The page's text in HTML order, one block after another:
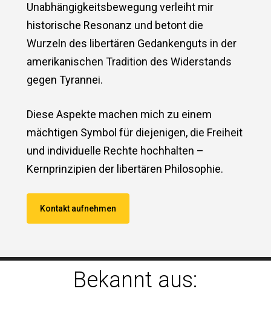
Unabhängigkeitsbewegung verleiht mir
historische Resonanz und betont die
Wurzeln des libertären Gedankenguts in der
amerikanischen Tradition des Widerstands
gegen Tyrannei.
Diese Aspekte machen mich zu einem
mächtigen Symbol für diejenigen, die Freiheit
und individuelle Rechte hochhalten –
Kernprinzipien der libertären Philosophie.
Kontakt aufnehmen
Bekannt aus: